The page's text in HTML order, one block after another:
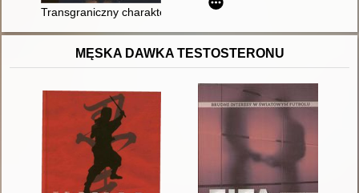
Transgraniczny charakter przestępstwa handlu ludźmi :
MĘSKA DAWKA TESTOSTERONU